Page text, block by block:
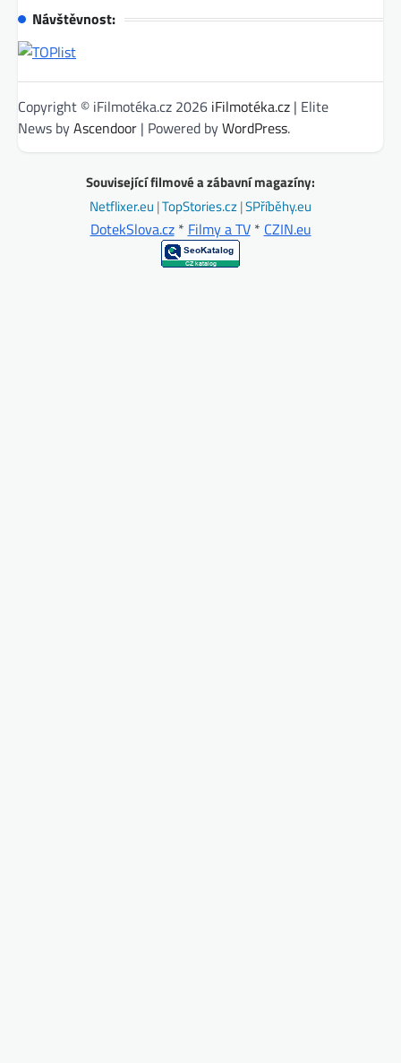
Návštěvnost:
Copyright © iFilmotéka.cz 2026 iFilmotéka.cz | Elite
News byAscendoor | Powered byWordPress.
Související filmové a zábavní magazíny:
Netflixer.eu |TopStories.cz|SPříběhy.eu
DotekSlova.cz* Filmy a TV* CZIN.eu